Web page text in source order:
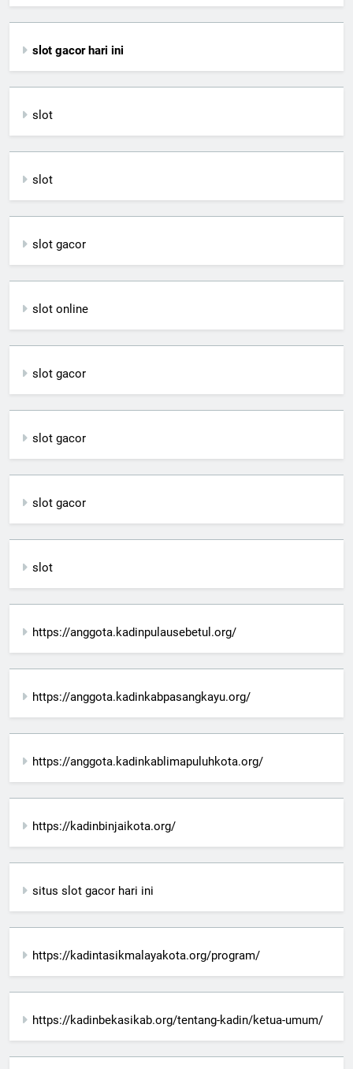
slot gacor hari ini
slot
slot
slot gacor
slot online
slot gacor
slot gacor
slot gacor
slot
https://anggota.kadinpulausebetul.org/
https://anggota.kadinkabpasangkayu.org/
https://anggota.kadinkablimapuluhkota.org/
https://kadinbinjaikota.org/
situs slot gacor hari ini
https://kadintasikmalayakota.org/program/
https://kadinbekasikab.org/tentang-kadin/ketua-umum/